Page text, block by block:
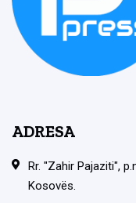
ADRESA
Rr. "Zahir Pajaziti",
Kosovës.